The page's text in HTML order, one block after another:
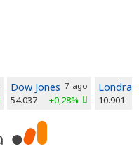
Dow Jones 7-ago
54.037 +0,28%
Londra
10.901